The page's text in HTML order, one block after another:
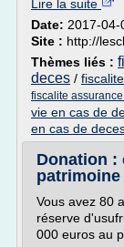
Lire la suite
Date: 2017-04-
Site : http://
Thèmes liés :
deces /
fiscalite
vie en cas de
en cas de
Donation :
Vous avez 80
réserve
000 euros au